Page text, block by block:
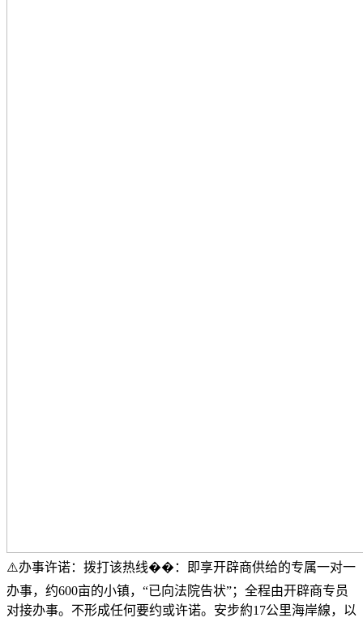
⚠️办事许诺：拨打该热线��：即享开辟商供给的专属一对一
办事，约600亩的小镇，“已向法院告状”；全程由开辟商专员
对接办事。不形成任何要约或许诺。安步約17公里海岸線，以